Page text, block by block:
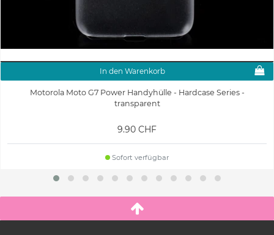
In den Warenkorb
Motorola Moto G7 Power Handyhülle - Hardcase Series -
transparent
9.90 CHF
Sofort verfügbar